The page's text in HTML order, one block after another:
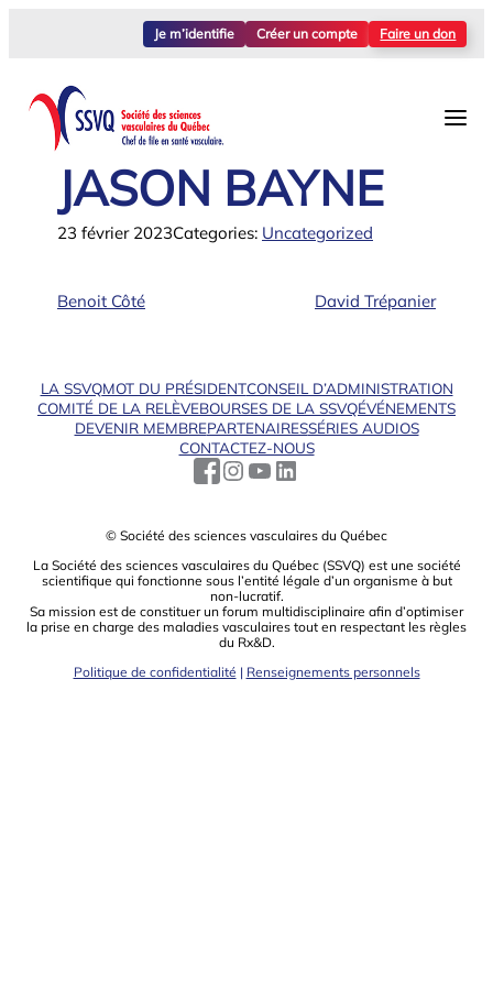
Je m’identifie Créer un compte Faire un don
JASON BAYNE
23 février 2023Categories: Uncategorized
Benoit Côté David Trépanier
LA SSVQMOT DU PRÉSIDENTCONSEIL D’ADMINISTRATION
COMITÉ DE LA RELÈVEBOURSES DE LA SSVQÉVÉNEMENTS
DEVENIR MEMBREPARTENAIRESSÉRIES AUDIOS
CONTACTEZ-NOUS
© Société des sciences vasculaires du Québec
La Société des sciences vasculaires du Québec (SSVQ) est une société
scientiﬁque qui fonctionne sous l’entité légale d’un organisme à but
non-lucratif.
Sa mission est de constituer un forum multidisciplinaire aﬁn d’optimiser
la prise en charge des maladies vasculaires tout en respectant les règles
du Rx&D.
Politique de confidentialité | Renseignements personnels